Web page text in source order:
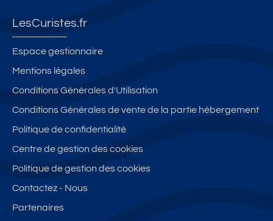
LesCuristes.fr
Espace gestionnaire
Mentions légales
Conditions Générales d'Utilisation
Conditions Générales de vente de la partie hébergement
Politique de confidentialité
Centre de gestion des cookies
Politique de gestion des cookies
Contactez - Nous
Partenaires